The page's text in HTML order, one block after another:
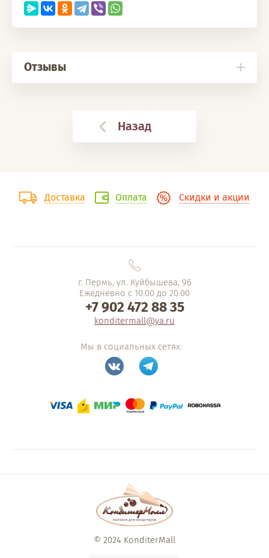
Отзывы
Назад
Доставка Оплата Скидки и акции
г. Пермь, ул. Куйбышева, 96
Ежедневно с 10.00 до 20.00
+7 902 472 88 35
konditermall@ya.ru
Мы в социальных сетях:
© 2024 KonditerMall